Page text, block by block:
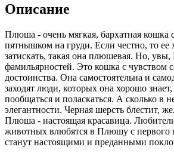
Описание
Плюша - очень мягкая, бархатная кошка
пятнышком на груди. Если честно, то ее
затискать, такая она плюшевая. Но,
фамильярностей. Это кошка с чувством
достоинства. Она самостоятельна и
заходят люди, которых она хорошо
пообщаться и поласкаться. А сколько в
элегантности. Черная шерсть блестит,
Плюша - настоящая красавица.
животных влюбятся в Плюшу с первого
станут настоящими и преданными